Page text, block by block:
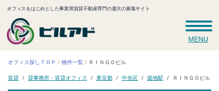
オフィスをはじめとした事業用賃貸不動産専門の最大の募集サイト
MENU
オフィス探しＴＯＰ 物件一覧 ＲＩＮＧＯビル
賃貸 貸事務所・賃貸オフィス 東京都 中央区 築地駅 ＲＩＮＧＯビル